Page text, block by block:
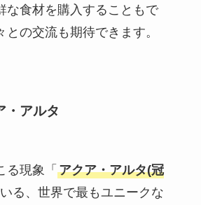
な食材を購入することもで
との交流も期待できます。
・アルタ
る現象「 アクア・アルタ(冠
る、世界で最もユニークな